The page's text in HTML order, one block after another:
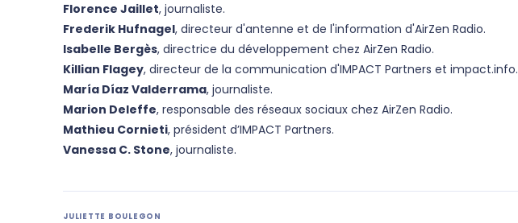
Florence Jaillet, journaliste.
Frederik Hufnagel, directeur d'antenne et de l'information d'AirZen Radio.
Isabelle Bergès, directrice du développement chez AirZen Radio.
Killian Flagey, directeur de la communication d'IMPACT Partners et impact.info.
María Díaz Valderrama, journaliste.
Marion Deleffe, responsable des réseaux sociaux chez AirZen Radio.
Mathieu Cornieti, président d’IMPACT Partners.
Vanessa C. Stone, journaliste.
JULIETTE BOULEGON